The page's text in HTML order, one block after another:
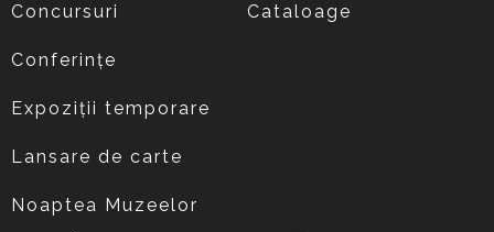
Concursuri
Conferințe
Expoziții temporare
Lansare de carte
Noaptea Muzeelor
Cataloage